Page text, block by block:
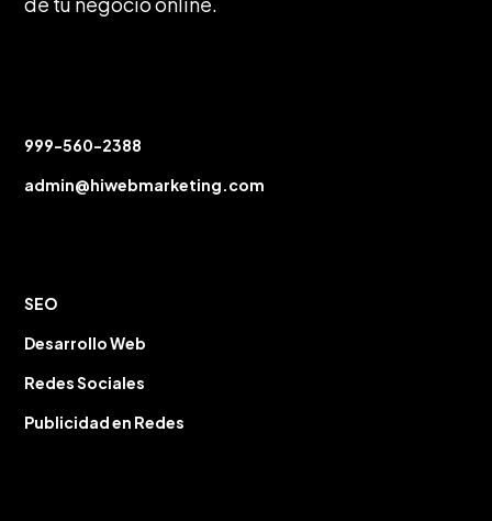
999-560-2388
admin@hiwebmarketing.com
SEO
Desarrollo Web
Redes Sociales
Publicidad en Redes